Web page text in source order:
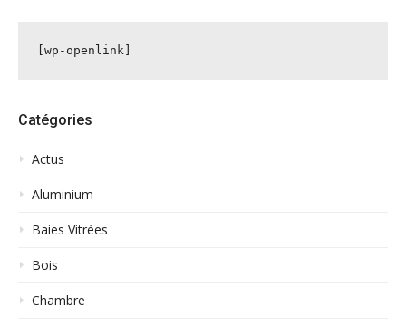
[wp-openlink]
Catégories
Actus
Aluminium
Baies Vitrées
Bois
Chambre